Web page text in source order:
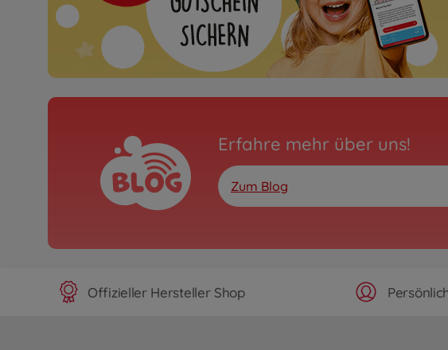
Erfahre mehr über uns!
Zum Blog
Offizieller Hersteller Shop